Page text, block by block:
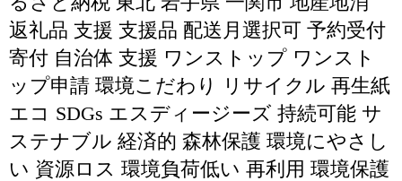
返礼品 支援 支援品 配送月選択可 予約受付
寄付 自治体 支援 ワンストップ ワンスト
ップ申請 環境こだわり リサイクル 再生紙
エコ SDGs エスディージーズ 持続可能 サ
ステナブル 経済的 森林保護 環境にやさし
い 資源ロス 環境負荷低い 再利用 環境保護